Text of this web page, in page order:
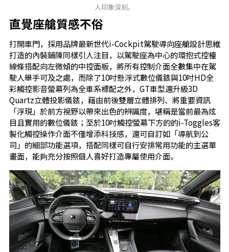
人印象深刻。
直覺座艙質感不俗
打開車門，採用品牌最新世代i-Cockpit駕駛導向座艙設計思維
打造的內裝鋪陳同樣引人注目，以駕駛座為中心的環抱式控檯
線條搭配向左微傾的中控面板，將所有控制介面全數集中在駕
駛人舉手可及之處，而除了10吋懸浮式數位儀錶與10吋HD全
彩觸控影音螢幕列為全車系標配之外，GT車型還升級3D
Quartz立體投影儀錶，藉由前後雙層立體排列、將重要資訊
「浮現」於前方視野以帶來出色的辨識度，堪稱是當前最為炫
目且實用的數位儀錶；至於10吋觸控螢幕下方的的i-Toggles客
製化觸控操作介面不僅增添科技感，還可自訂如「導航到公
司」的細部功能選項，搭配同樣可自行安排常用功能的主選單
畫面，能夠充分按照個人喜好打造專屬使用介面。